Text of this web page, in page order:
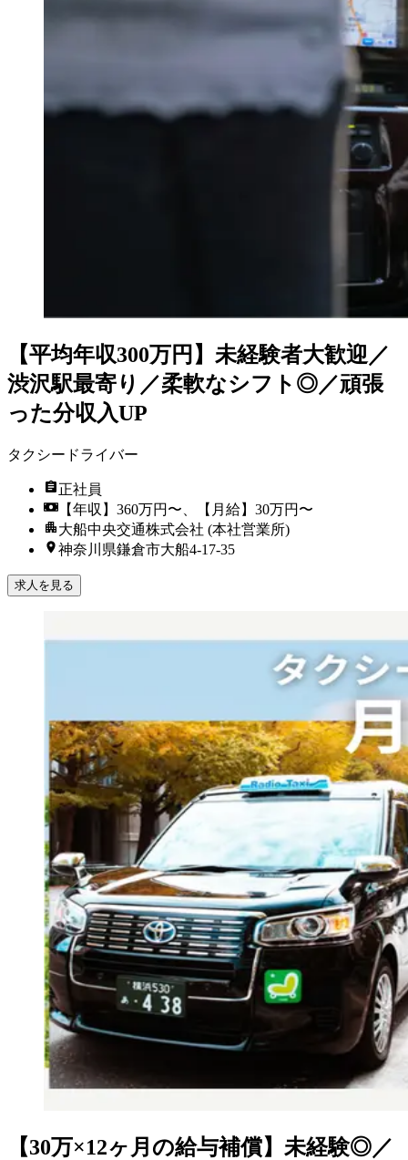
【平均年収300万円】未経験者大歓迎／
渋沢駅最寄り／柔軟なシフト◎／頑張
った分収入UP
タクシードライバー
正社員
【年収】360万円〜、【月給】30万円〜
大船中央交通株式会社 (本社営業所)
神奈川県鎌倉市大船4-17-35
求人を見る
【30万×12ヶ月の給与補償】未経験◎／